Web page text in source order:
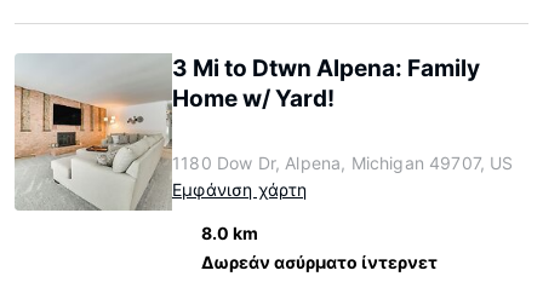
3 Mi to Dtwn Alpena: Family
Home w/ Yard!
1180 Dow Dr, Alpena, Michigan 49707, US
Εμφάνιση χάρτη
8.0 km
Δωρεάν ασύρματο ίντερνετ